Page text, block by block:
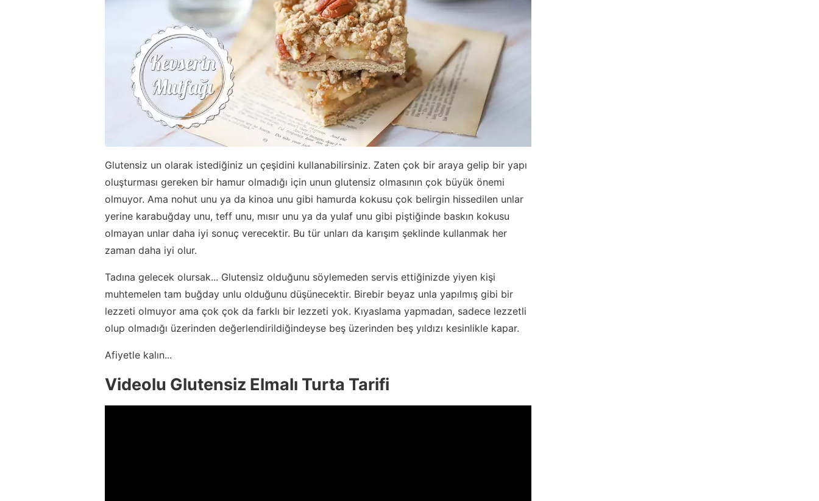
Glutensiz un olarak istediğiniz un çeşidini kullanabilirsiniz. Zaten çok bir araya gelip bir yapı
oluşturması gereken bir hamur olmadığı için unun glutensiz olmasının çok büyük önemi
olmuyor. Ama nohut unu ya da kinoa unu gibi hamurda kokusu çok belirgin hissedilen unlar
yerine karabuğday unu, teff unu, mısır unu ya da yulaf unu gibi piştiğinde baskın kokusu
olmayan unlar daha iyi sonuç verecektir. Bu tür unları da karışım şeklinde kullanmak her
zaman daha iyi olur.
Tadına gelecek olursak... Glutensiz olduğunu söylemeden servis ettiğinizde yiyen kişi
muhtemelen tam buğday unlu olduğunu düşünecektir. Birebir beyaz unla yapılmış gibi bir
lezzeti olmuyor ama çok çok da farklı bir lezzeti yok. Kıyaslama yapmadan, sadece lezzetli
olup olmadığı üzerinden değerlendirildiğindeyse beş üzerinden beş yıldızı kesinlikle kapar.
Afiyetle kalın...
Videolu Glutensiz Elmalı Turta Tarifi